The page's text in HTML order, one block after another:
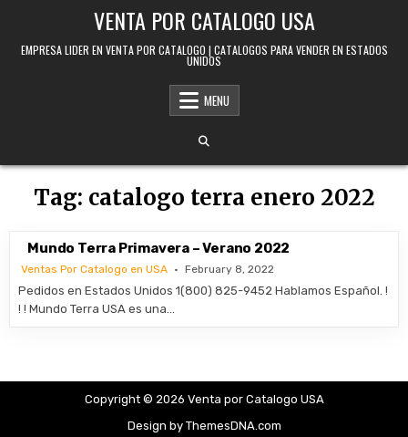
VENTA POR CATALOGO USA
EMPRESA LIDER EN VENTA POR CATALOGO | CATALOGOS PARA VENDER EN ESTADOS
UNIDOS
MENU
Tag: catalogo terra enero 2022
Mundo Terra Primavera – Verano 2022
Ventas Por Catalogo en USA February 8, 2022
Pedidos en Estados Unidos 1(800) 825-9452 Hablamos Español. !
! ! Mundo Terra USA es una…
Copyright © 2026 Venta por Catalogo USA
Design by ThemesDNA.com